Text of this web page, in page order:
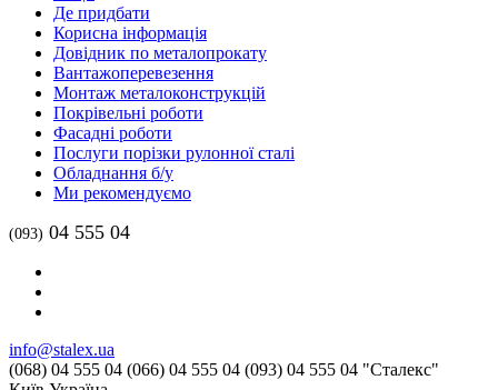
Де придбати
Корисна інформація
Довідник по металопрокату
Вантажоперевезення
Монтаж металоконструкцій
Покрівельні роботи
Фасадні роботи
Послуги порізки рулонної сталі
Обладнання б/у
Ми рекомендуємо
(093) 04 555 04
info@stalex.ua
(068) 04 555 04 (066) 04 555 04 (093) 04 555 04 "Сталекс"